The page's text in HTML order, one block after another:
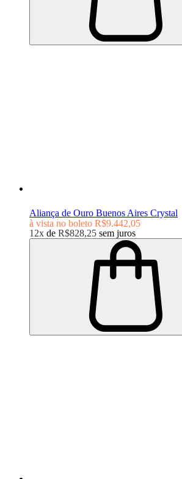
Aliança de Ouro Buenos Aires Crystal
à vista no boleto R$9.442,05
12x de R$828,25 sem juros